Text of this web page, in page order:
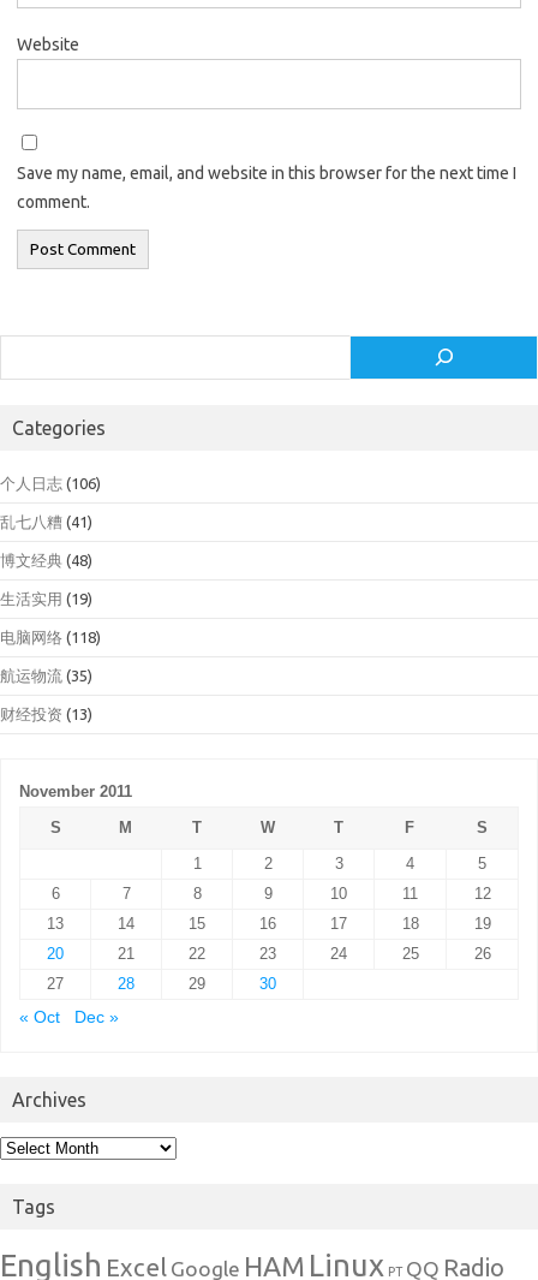
Website
Save my name, email, and website in this browser for the next time I
comment.
Categories
个人日志 (106)
乱七八糟 (41)
博文经典 (48)
生活实用 (19)
电脑网络 (118)
航运物流 (35)
财经投资 (13)
November 2011
S
M T W T F
S
1
2 3 4
5
6
7 8 9 10 11
12
13
14 15 16 17 18
19
20
21 22 23 24 25
26
27
28 29
30
« Oct
Dec »
Archives
Archives
Tags
English Excel Google HAM Linux PT QQ Radio